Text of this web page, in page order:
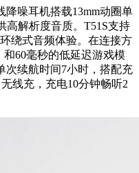
降噪耳机搭载13mm动圈单
高解析度音质。T51S支持
绕式音频体验。在连接方
60毫秒的低延迟游戏模
次续航时间7小时，搭配充
线充，充电10分钟畅听2